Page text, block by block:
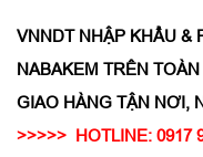
VNNDT NHẬP KHẨU &
NABAKEM TRÊN
GIAO HÀNG TẬN NƠI,
>>>>> HOTLINE: 0917